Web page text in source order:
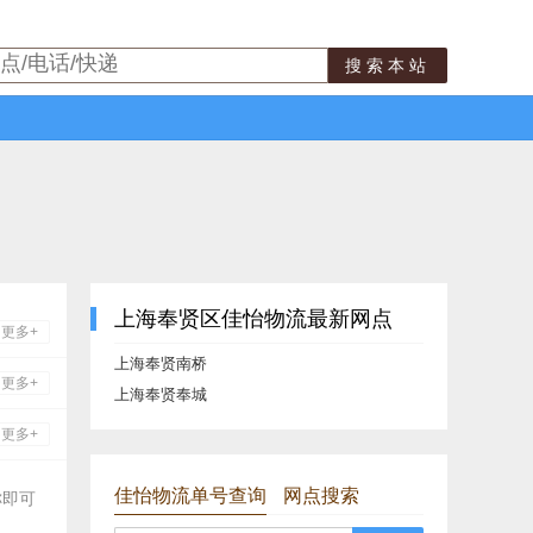
搜索本站
更多+
更多+
更多+
可
上海奉贤区佳怡物流最新网点
上海奉贤南桥
上海奉贤奉城
佳怡物流单号查询 网点搜索